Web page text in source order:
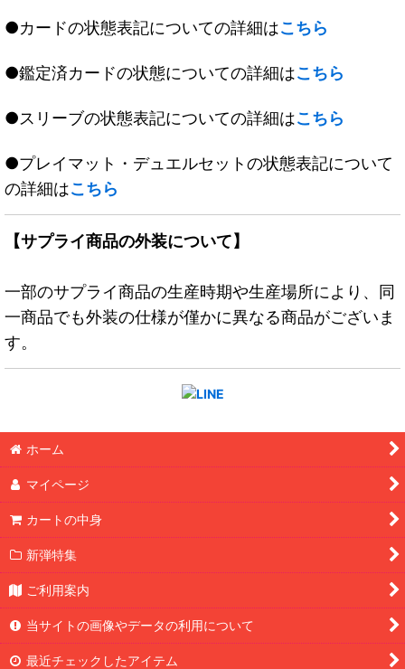
●カードの状態表記についての詳細はこちら
●鑑定済カードの状態についての詳細はこちら
●スリーブの状態表記についての詳細はこちら
●プレイマット・デュエルセットの状態表記について
の詳細はこちら
【サプライ商品の外装について】
一部のサプライ商品の生産時期や生産場所により、同
一商品でも外装の仕様が僅かに異なる商品がございま
す。
ホーム
マイページ
カートの中身
新弾特集
ご利用案内
当サイトの画像やデータの利用について
最近チェックしたアイテム